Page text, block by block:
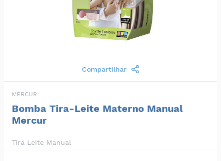
Compartilhar
MERCUR
Bomba Tira-Leite Materno Manual
Mercur
Tira Leite Manual